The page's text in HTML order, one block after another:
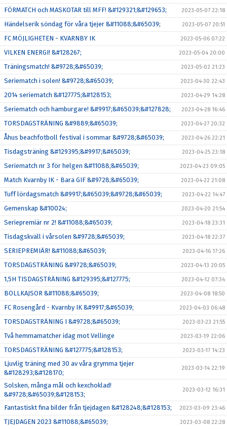
FÖRMATCH och MASKOTAR till MFF! &#129321;&#129653; 2023-05-07 22:18
Händelserik söndag för våra tjejer &#11088;&#65039; 2023-05-07 20:51
FC MÖJLIGHETEN - KVARNBY IK 2023-05-06 07:22
VILKEN ENERGI! &#128267; 2023-05-04 20:00
Träningsmatch! &#9728;&#65039; 2023-05-02 21:23
Seriematch i solen! &#9728;&#65039; 2023-04-30 22:43
2014 seriematch &#127775;&#128153; 2023-04-29 14:28
Seriematch och hamburgare! &#9917;&#65039;&#127828; 2023-04-28 16:46
TORSDAGSTRÄNING &#9889;&#65039; 2023-04-27 20:32
Åhus beachfotboll festival i sommar &#9728;&#65039; 2023-04-26 22:21
Tisdagsträning &#129395;&#9917;&#65039; 2023-04-25 23:18
Seriematch nr 3 för helgen &#11088;&#65039; 2023-04-23 09:05
Match Kvarnby IK - Bara GIF &#9728;&#65039; 2023-04-22 21:08
Tuff lördagsmatch &#9917;&#65039;&#9728;&#65039; 2023-04-22 14:47
Gemenskap &#10024; 2023-04-20 21:54
Seriepremiär nr 2! &#11088;&#65039; 2023-04-18 23:31
Tisdagskväll i vårsolen &#9728;&#65039; 2023-04-18 22:37
SERIEPREMIÄR! &#11088;&#65039; 2023-04-16 17:26
TORSDAGSTRÄNING &#9728;&#65039; 2023-04-13 20:05
1,5H TISDAGSTRÄNING &#129395;&#127775; 2023-04-12 07:34
BOLLKAJSOR &#11088;&#65039; 2023-04-08 18:50
FC Rosengård - Kvarnby IK &#9917;&#65039; 2023-04-03 06:48
TORSDAGSTRÄNING I &#9728;&#65039; 2023-03-23 21:55
Två hemmamatcher idag mot Vellinge 2023-03-19 22:06
TORSDAGSTRÄNING &#127775;&#128153; 2023-03-17 14:23
Ljuvlig träning med 30 av våra grymma tjejer
&#128293;&#128170;
2023-03-14 22:19
Solsken, många mål och kexchoklad!
&#9728;&#65039;&#128153;
2023-03-12 16:31
Fantastiskt fina bilder från tjejdagen &#128248;&#128153; 2023-03-09 23:46
TJEJDAGEN 2023 &#11088;&#65039; 2023-03-08 22:28